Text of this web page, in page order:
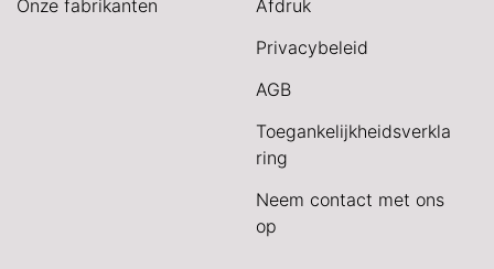
Onze fabrikanten
Afdruk
Privacybeleid
AGB
Toegankelijkheidsverkla
ring
Neem contact met ons
op